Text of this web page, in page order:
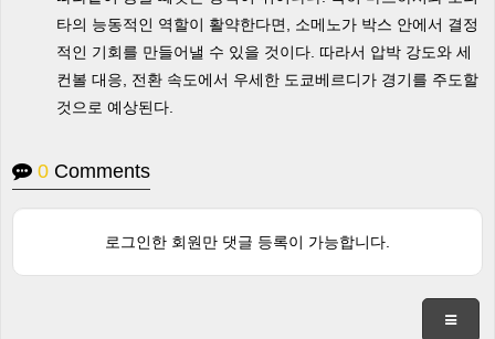
타의 능동적인 역할이 활약한다면, 소메노가 박스 안에서 결정
적인 기회를 만들어낼 수 있을 것이다. 따라서 압박 강도와 세
컨볼 대응, 전환 속도에서 우세한 도쿄베르디가 경기를 주도할
것으로 예상된다.
0 Comments
로그인한 회원만 댓글 등록이 가능합니다.